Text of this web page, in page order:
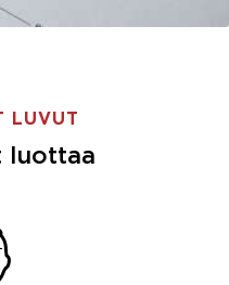
LUVUT
luottaa